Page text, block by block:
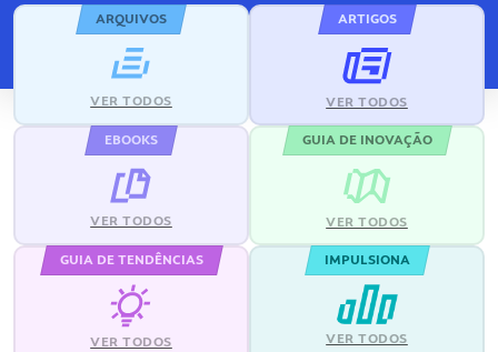
ARQUIVOS
VER TODOS
ARTIGOS
VER TODOS
EBOOKS
VER TODOS
GUIA DE INOVAÇÃO
VER TODOS
GUIA DE TENDÊNCIAS
VER TODOS
IMPULSIONA
VER TODOS